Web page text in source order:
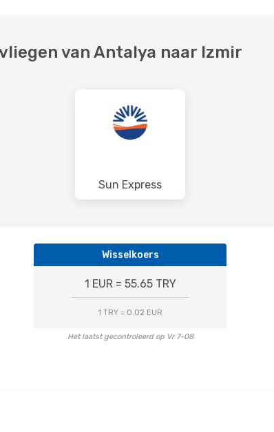
van Antalya naar Izmir
Sun Express
Wisselkoers
1 EUR = 55.65 TRY
1 TRY = 0.02 EUR
Het laatst gecontroleerd op Vr 7-08